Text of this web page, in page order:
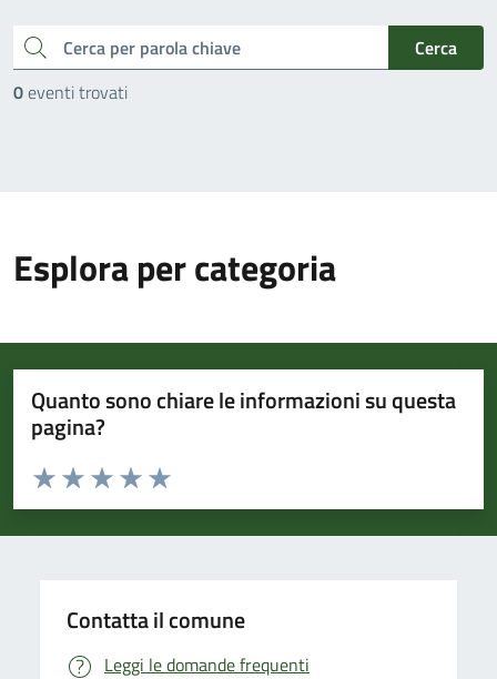
cerca
Cerca
0eventi trovati
Esplora per categoria
Quanto sono chiare le informazioni su questa
pagina?
Valuta da 1 a 5 stelle la pagina
Valuta 5 stelle su 5
Valuta 4 stelle su 5
Valuta 3 stelle su 5
Valuta 2 stelle su 5
Valuta 1 stelle su 5
Contatta il comune
Leggi le domande frequenti